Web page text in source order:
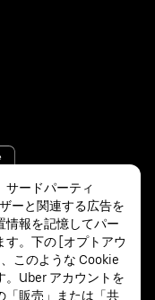
サードパーティ
ーと関連する広告を
情報を記憶してパー
す。下の [オプトアウ
このような Cookie
。Uber アカウントを
「販売」または「共